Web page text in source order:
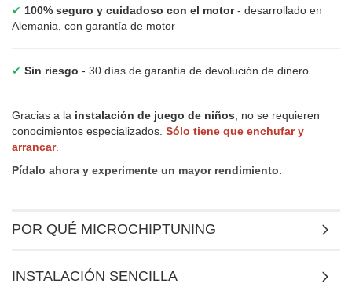
✔ 100% seguro y cuidadoso con el motor- desarrollado en
Alemania, con garantía de motor
✔ Sin riesgo - 30 días de garantía de devolución de dinero
Gracias a la instalación de juego de niños , no se requieren
conocimientos especializados. Sólo tiene que enchufar y
arrancar.
Pídalo ahora y experimente un mayor rendimiento.
POR QUÉ MICROCHIPTUNING
INSTALACIÓN SENCILLA